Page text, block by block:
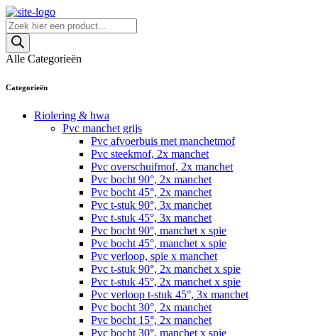
Skip
to
content
Producten
zoeken
Alle Categorieën
Categorieën
Riolering & hwa
Pvc manchet grijs
Pvc afvoerbuis met manchetmof
Pvc steekmof, 2x manchet
Pvc overschuifmof, 2x manchet
Pvc bocht 90°, 2x manchet
Pvc bocht 45°, 2x manchet
Pvc t-stuk 90°, 3x manchet
Pvc t-stuk 45°, 3x manchet
Pvc bocht 90°, manchet x spie
Pvc bocht 45°, manchet x spie
Pvc verloop, spie x manchet
Pvc t-stuk 90°, 2x manchet x spie
Pvc t-stuk 45°, 2x manchet x spie
Pvc verloop t-stuk 45°, 3x manchet
Pvc bocht 30°, 2x manchet
Pvc bocht 15°, 2x manchet
Pvc bocht 30°, manchet x spie